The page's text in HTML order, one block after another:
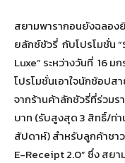
สยามพารากอนยังฉลอง
ยลักซ์ชัวรี่ กับโปรโมชั่น
Luxe” ระหว่างวันที่ 16
โปรโมชั่นเอาใจนักช้อป
จากร้านค้าลักชัวรี่ที่ร่วม
บาท (รับสูงสุด 3 สิทธิ์/ท่
สัปดาห์) สำหรับลูกค้าชา
E-Receipt 2.0” ซึ่ง สยา